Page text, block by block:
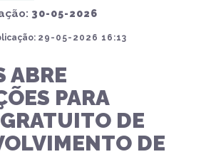
30-05-2026
29-05-2026 16:13
ABRE
PARA
DE
DE